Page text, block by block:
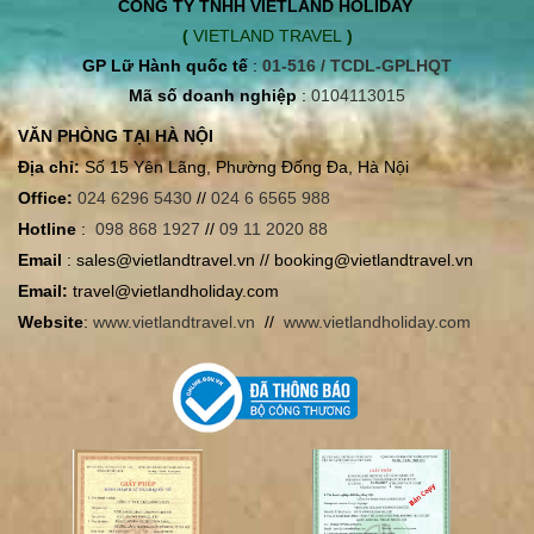
CÔNG TY TNHH VIETLAND HOLIDAY
( VIETLAND TRAVEL )
GP Lữ Hành quốc tế : 01-516 / TCDL-GPLHQT
Mã số doanh nghiệp: 0104113015
VĂN PHÒNG TẠI HÀ NỘI
Địa chỉ:Số 15 Yên Lãng, Phường Đống Đa, Hà Nội
Office: 024 6296 5430 // 024 6 6565 988
Hotline : 098 868 1927 // 09 11 2020 88
Email : sales@vietlandtravel.vn // booking@vietlandtravel.vn
Email: travel@vietlandholiday.com
Website: www.vietlandtravel.vn // www.vietlandholiday.com